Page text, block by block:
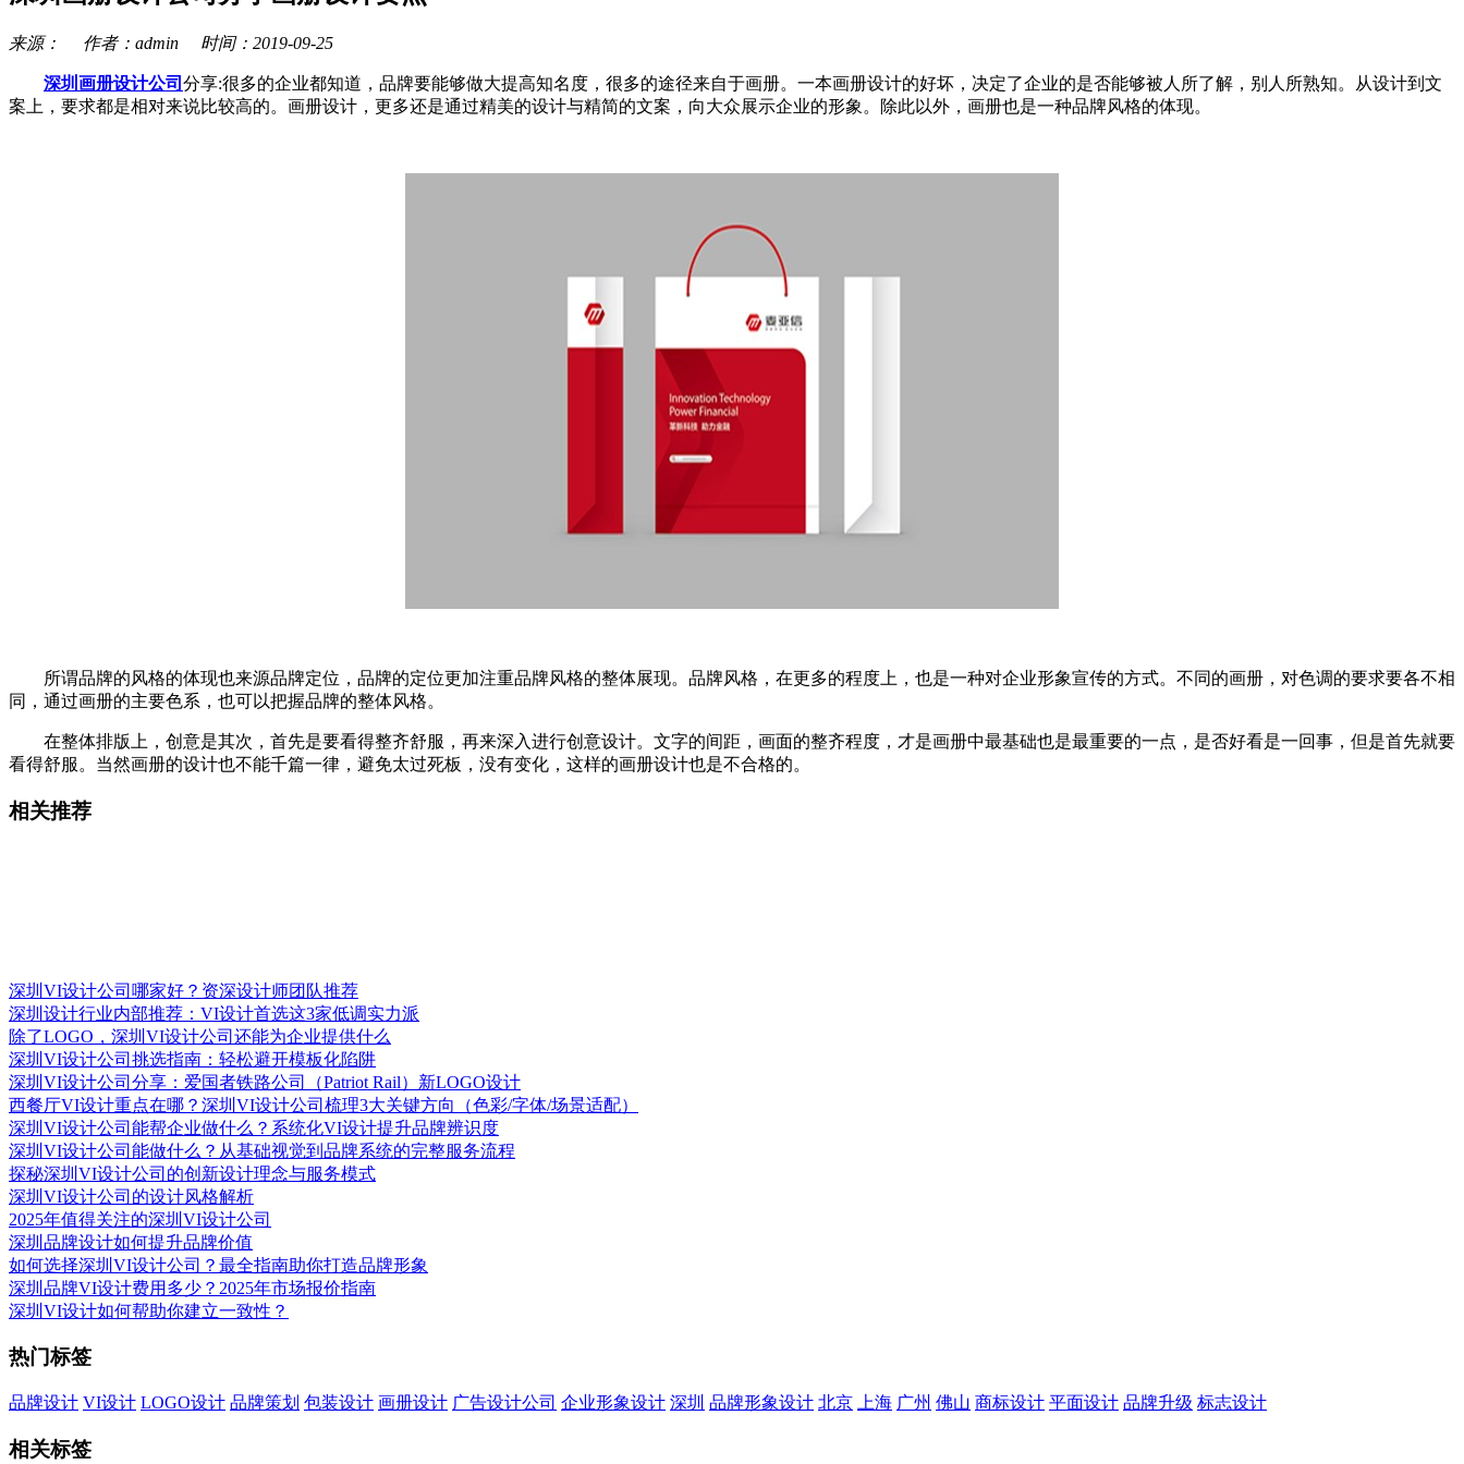
来源： 作者：admin 时间：2019-09-25
深圳画册设计公司 分享:很多的企业都知道，品牌要能够做大提高知名度，很多的途径来自于画册。一本画册设计的好坏，决定了企业的是否能够被人所了解，别人所熟知。从设计到文
案上，要求都是相对来说比较高的。画册设计，更多还是通过精美的设计与精简的文案，向大众展示企业的形象。除此以外，画册也是一种品牌风格的体现。
所谓品牌的风格的体现也来源品牌定位，品牌的定位更加注重品牌风格的整体展现。品牌风格，在更多的程度上，也是一种对企业形象宣传的方式。不同的画册，对色调的要求要各不相
同，通过画册的主要色系，也可以把握品牌的整体风格。
在整体排版上，创意是其次，首先是要看得整齐舒服，再来深入进行创意设计。文字的间距，画面的整齐程度，才是画册中最基础也是最重要的一点，是否好看是一回事，但是首先就要
看得舒服。当然画册的设计也不能千篇一律，避免太过死板，没有变化，这样的画册设计也是不合格的。
相关推荐
深圳VI设计公司哪家好？资深设计师团队推荐
深圳设计行业内部推荐：VI设计首选这3家低调实力派
除了LOGO，深圳VI设计公司还能为企业提供什么
深圳VI设计公司挑选指南：轻松避开模板化陷阱
深圳VI设计公司分享：爱国者铁路公司（Patriot Rail）新LOGO设计
西餐厅VI设计重点在哪？深圳VI设计公司梳理3大关键方向（色彩/字体/场景适配）
深圳VI设计公司能帮企业做什么？系统化VI设计提升品牌辨识度
深圳VI设计公司能做什么？从基础视觉到品牌系统的完整服务流程
探秘深圳VI设计公司的创新设计理念与服务模式
深圳VI设计公司的设计风格解析
2025年值得关注的深圳VI设计公司
深圳品牌设计如何提升品牌价值
如何选择深圳VI设计公司？最全指南助你打造品牌形象
深圳品牌VI设计费用多少？2025年市场报价指南‌
深圳VI设计如何帮助你建立一致性？
热门标签
品牌设计 VI设计 LOGO设计 品牌策划 包装设计 画册设计 广告设计公司 企业形象设计 深圳 品牌形象设计 北京 上海 广州 佛山 商标设计 平面设计 品牌升级 标志设计
相关标签